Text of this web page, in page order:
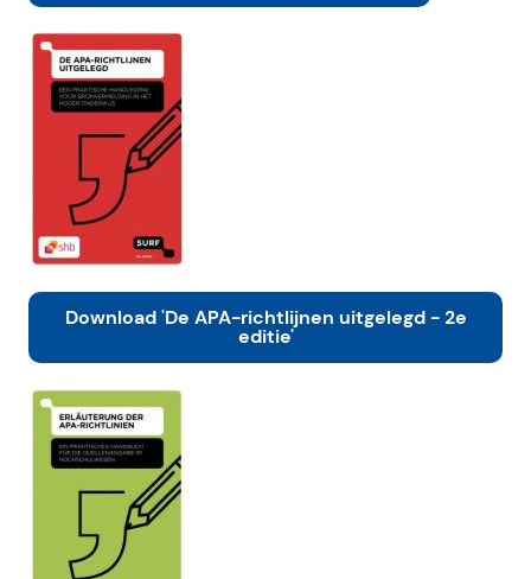
Download 'De APA-richtlijnen uitgelegd - 2e
editie'